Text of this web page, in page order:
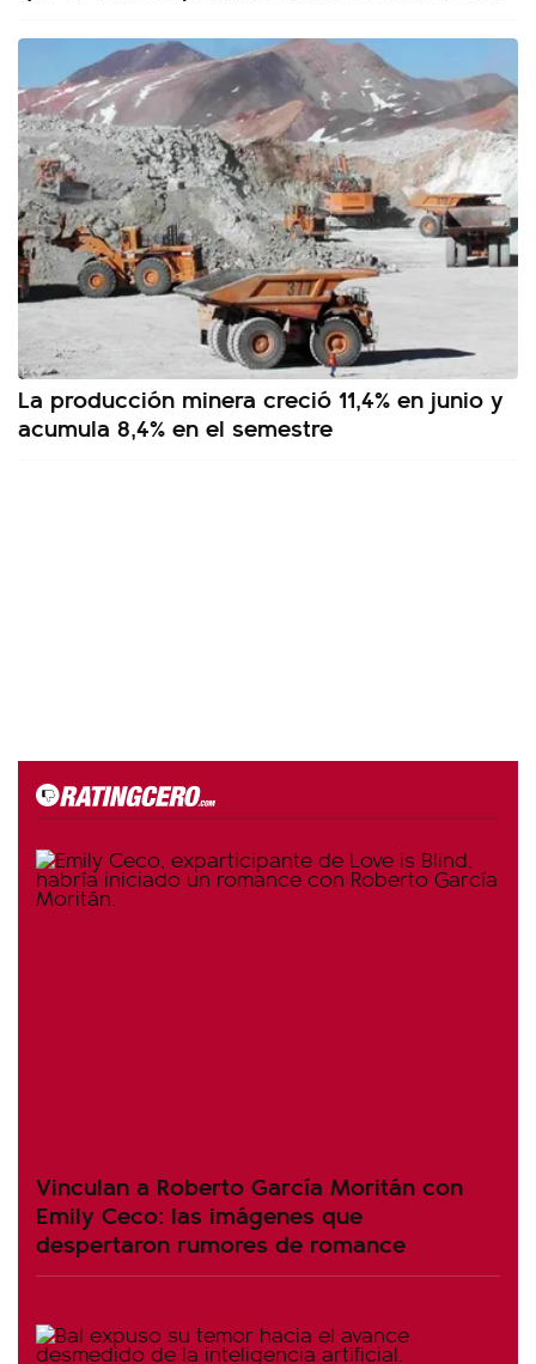
La producción minera creció 11,4% en junio y
acumula 8,4% en el semestre
Vinculan a Roberto García Moritán con
Emily Ceco: las imágenes que
despertaron rumores de romance